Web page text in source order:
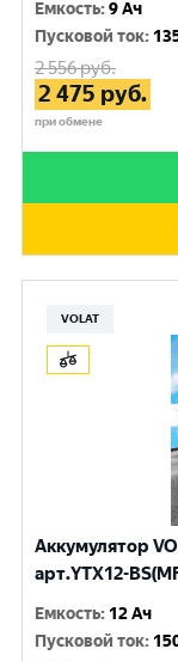
Емкость:9 Ач
Пусковой ток:
2 556руб.
2 475 руб.
при обмене
VOLAT
Аккумулятор
арт.YTX12-
Емкость: 12 Ач
Пусковой ток: